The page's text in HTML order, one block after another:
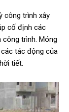
công trình xây
cố định các
trình. Móng
tác động của
tiết.